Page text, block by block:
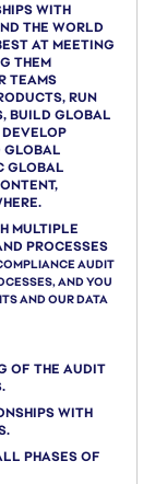
WITH
THE WORLD
AT MEETING
THEM
TEAMS
RUN
BUILD GLOBAL
GLOBAL
GLOBAL
MULTIPLE
PROCESSES
AUDIT
AND YOU
AND OUR DATA
OF THE AUDIT
WITH
PHASES OF